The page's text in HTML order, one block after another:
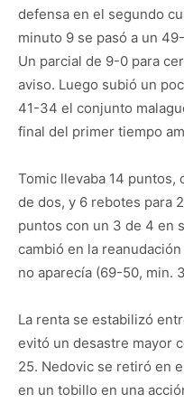
defensa en el segundo
minuto 9 se pasó a un
Un parcial de 9-0 para
aviso. Luego subió un
41-34 el conjunto
final del primer tiempo
Tomic llevaba 14 puntos,
de dos, y 6 rebotes para
puntos con un 3 de 4 en
cambió en la
no aparecía (69-50, min.
La renta se estabilizó
evitó un desastre mayor
25. Nedovic se retiró en
en un tobillo en una